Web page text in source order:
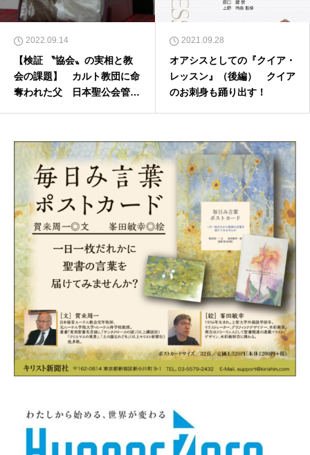
2022.09.14
【検証 〝協会〟の実相と教
会の課題】 カルト教団に命
奪われた父 日本聖公会管区
2021.09.28
オアシスとしての『クイア・
レッスン』（後編） クイア
のお刺身も踊り出す！